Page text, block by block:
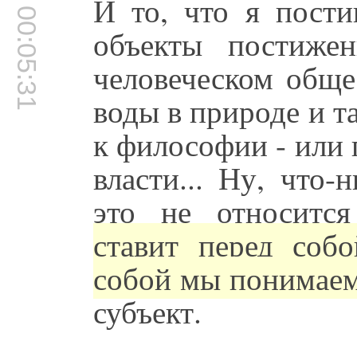
00:05:31 И то, что я
объекты
человеческом
воды в природе и
к философии - или
власти... Ну, что-
это не
ставит перед
собой мы
субъект.